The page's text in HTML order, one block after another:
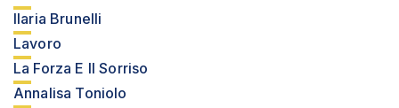
Ilaria Brunelli
Lavoro
La Forza E Il Sorriso
Annalisa Toniolo